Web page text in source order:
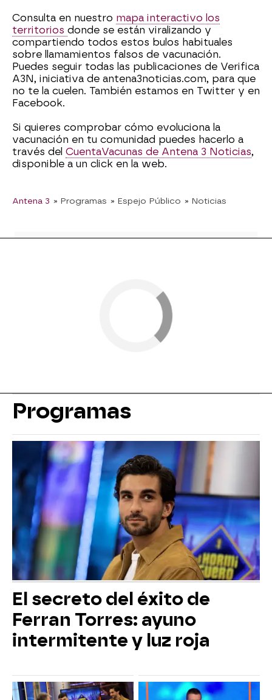
Consulta en nuestro mapa interactivo los
territorios donde se están viralizando y
compartiendo todos estos bulos habituales
sobre llamamientos falsos de vacunación.
Puedes seguir todas las publicaciones de Verifica
A3N, iniciativa de antena3noticias.com, para que
no te la cuelen. También estamos en Twitter y en
Facebook.
Si quieres comprobar cómo evoluciona la
vacunación en tu comunidad puedes hacerlo a
través del CuentaVacunas de Antena 3 Noticias,
disponible a un click en la web.
Antena 3 » Programas » Espejo Público » Noticias
Programas
El secreto del éxito de
Ferran Torres: ayuno
intermitente y luz roja